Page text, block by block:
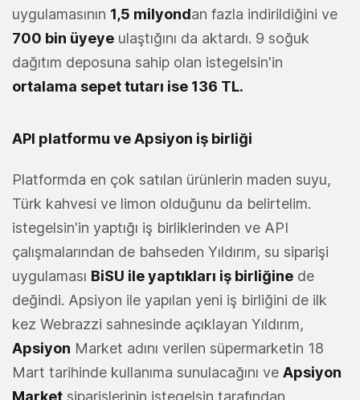
uygulamasının 1,5 milyondan fazla indirildiğini ve
700 bin üyeye ulaştığını da aktardı. 9 soğuk
dağıtım deposuna sahip olan istegelsin'in
ortalama sepet tutarı ise 136 TL.
API platformu ve Apsiyon iş birliği
Platformda en çok satılan ürünlerin maden suyu,
Türk kahvesi ve limon olduğunu da belirtelim.
istegelsin'in yaptığı iş birliklerinden ve API
çalışmalarından de bahseden Yıldırım, su siparişi
uygulaması BiSU ile yaptıkları iş birliğine de
değindi. Apsiyon ile yapılan yeni iş birliğini de ilk
kez Webrazzi sahnesinde açıklayan Yıldırım,
Apsiyon Market adını verilen süpermarketin 18
Mart tarihinde kullanıma sunulacağını ve Apsiyon